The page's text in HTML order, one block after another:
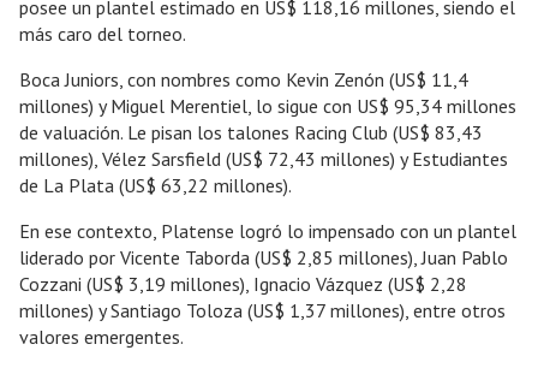
posee un plantel estimado en US$ 118,16 millones, siendo el
más caro del torneo.
Boca Juniors, con nombres como Kevin Zenón (US$ 11,4
millones) y Miguel Merentiel, lo sigue con US$ 95,34 millones
de valuación. Le pisan los talones Racing Club (US$ 83,43
millones), Vélez Sarsfield (US$ 72,43 millones) y Estudiantes
de La Plata (US$ 63,22 millones).
En ese contexto, Platense logró lo impensado con un plantel
liderado por Vicente Taborda (US$ 2,85 millones), Juan Pablo
Cozzani (US$ 3,19 millones), Ignacio Vázquez (US$ 2,28
millones) y Santiago Toloza (US$ 1,37 millones), entre otros
valores emergentes.